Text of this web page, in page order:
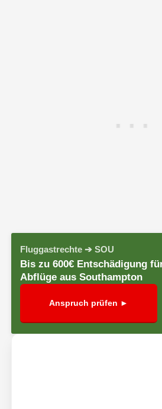
Fluggastrechte ➔ SOU
Bis zu 600€ Entschädigung
Abflüge aus Southampton
Anspruch prüfen ►